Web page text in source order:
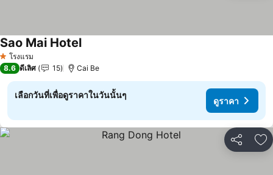
1 ดาวโรงแรม
Sao Mai Hotelดูราคา
8.6 ดีเลิศ 15 Cai Be
เลือกวันที่เพื่อดูราคาในวันนั้นๆ
ดูราคา
แชร์ เ